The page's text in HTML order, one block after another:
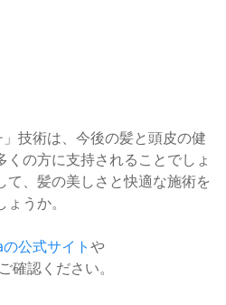
技術は、今後の髪と頭皮の健
の方に支持されることでしょ
て、髪の美しさと快適な施術を
うか。
公式サイト や
認ください。